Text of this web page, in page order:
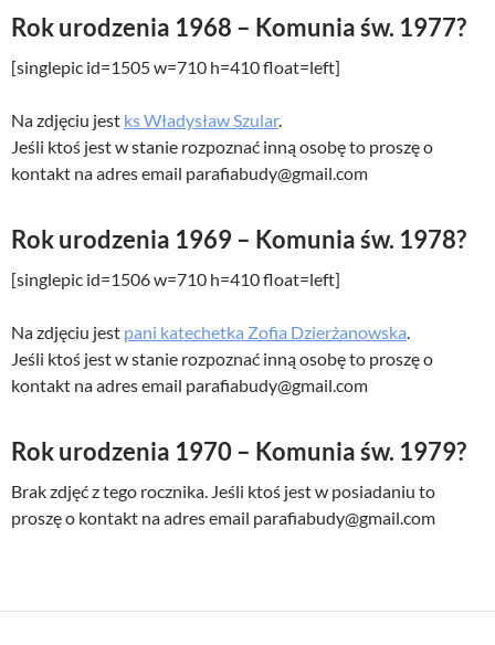
Rok urodzenia 1968 – Komunia św. 1977?
[singlepic id=1505 w=710 h=410 float=left]
Na zdjęciu jest ks Władysław Szular.
Jeśli ktoś jest w stanie rozpoznać inną osobę to proszę o
kontakt na adres email parafiabudy@gmail.com
Rok urodzenia 1969 – Komunia św. 1978?
[singlepic id=1506 w=710 h=410 float=left]
Na zdjęciu jest pani katechetka Zofia Dzierżanowska.
Jeśli ktoś jest w stanie rozpoznać inną osobę to proszę o
kontakt na adres email parafiabudy@gmail.com
Rok urodzenia 1970 – Komunia św. 1979?
Brak zdjęć z tego rocznika. Jeśli ktoś jest w posiadaniu to
proszę o kontakt na adres email parafiabudy@gmail.com